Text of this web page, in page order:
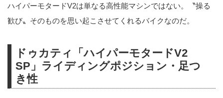
ハイパーモタードV2は単なる高性能マシンではない。〝操る
歓び〟そのものを思い起こさせてくれるバイクなのだ。
ドゥカティ「ハイパーモタードV2
SP」ライディングポジション・足つ
き性